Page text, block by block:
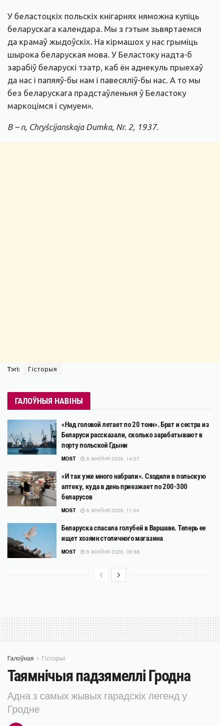
У беластоцкіх польскіх кнігарнях няможна купіць
беларускага календара. Мы з гэтым зьвяртаемся
да крамаў жыдоўскіх. На кірмашох у нас грыміць
шырока беларуская мова. У Беластоку надта-б
зарабіў беларускі тэатр, каб ён аднекуль прыехаў
да нас і папяяў-бы нам і павесяліў-бы нас. А то мы
без беларускага прадстаўленьня ў Беластоку
маркоцімся і сумуем».
B – n, Chryścijanskaja Dumka, Nr. 2, 1937.
Тэгі: Гісторыя
ГАЛОЎНЫЯ НАВІНЫ
«Над головой летает по 20 тонн». Брат и сестра из
Беларуси рассказали, сколько зарабатывают в
порту польской Гдыни
MOST 6 ЖНІЎНЯ 2026, 14:07
«И так уже много набрали». Сходили в польскую
аптеку, куда в день приезжает по 200-300
беларусов
MOST 6 ЖНІЎНЯ 2026, 11:04
Беларуска спасала голубей в Варшаве. Теперь ее
ищет хозяин столичного магазина
MOST 6 ЖНІЎНЯ 2026, 08:58
Галоўная Гісторыі
Таямнічыя падзямеллі Гродна
Адна з самых жывых гарадскіх легенд у
Гродне